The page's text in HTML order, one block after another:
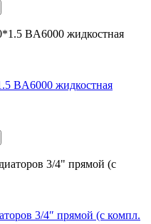
BA6000 жидкостная
3/4″ прямой (c компл.